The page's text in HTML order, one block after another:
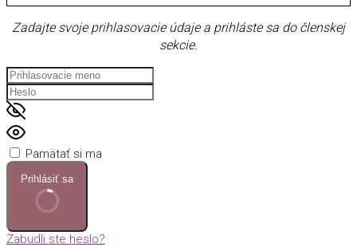
Zadajte svoje prihlasovacie údaje a prihláste sa do členskej
sekcie.
Pamätať si ma
Prihlásiť sa
Zabudli ste heslo?